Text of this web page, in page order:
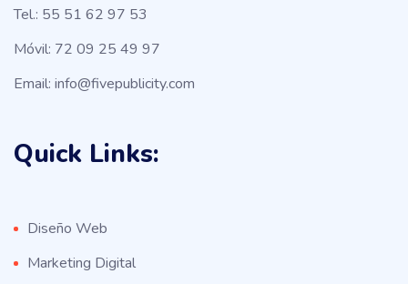
Tel.: 55 51 62 97 53
Móvil: 72 09 25 49 97
Email: info@fivepublicity.com
Quick Links:
Diseño Web
Marketing Digital